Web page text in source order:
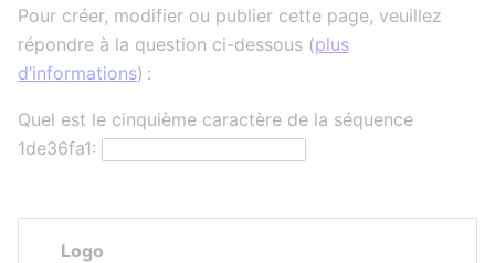
Pour créer, modifier ou publier cette page, veuillez
répondre à la question ci-dessous (plus
d’informations) :
Quel est le cinquième caractère de la séquence
1de36fa1:
Logo